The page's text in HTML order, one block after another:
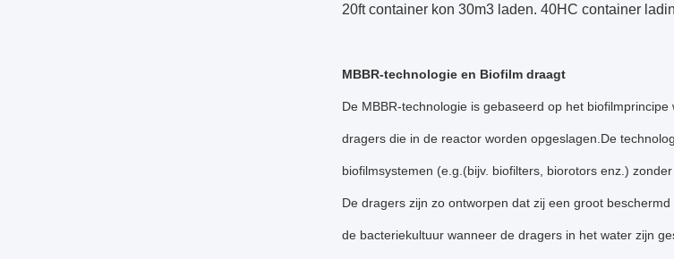
20ft container kon 30m3 laden. 40HC container
MBBR-technologie en Biofilm draagt
De MBBR-technologie is gebaseerd op het
dragers die in de reactor worden opgeslagen.De
biofilmsystemen (e.g.(bijv. biofilters, biorotors enz.)
De dragers zijn zo ontworpen dat zij een groot
de bacteriekultuur wanneer de dragers in het water zijn